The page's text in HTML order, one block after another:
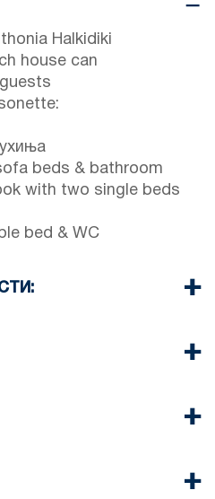
Halkidiki
house can
beds & bathroom
with two single beds
bed & WC
(for extra cleaning 60
to park on the street